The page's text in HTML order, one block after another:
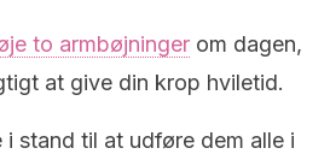
to armbøjninger om dagen,
at give din krop hviletid.
stand til at udføre dem alle i